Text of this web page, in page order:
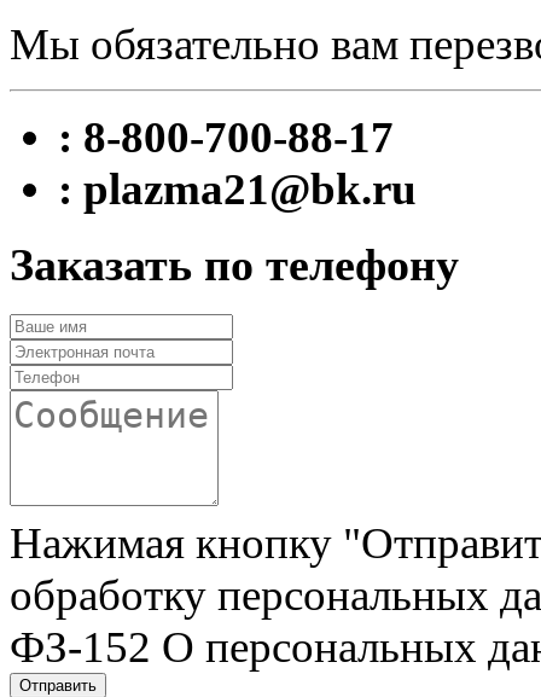
Мы обязательно вам
: 8-800-700-88-17
: plazma21@bk.ru
Заказать по телефону
Нажимая кнопку
обработку персональных
ФЗ-152 О персональных
Отправить